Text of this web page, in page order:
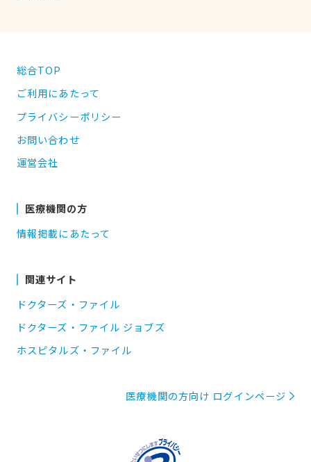
総合TOP
ご利用にあたって
プライバシーポリシー
お問い合わせ
運営会社
医療機関の方
情報掲載にあたって
関連サイト
ドクターズ・ファイル
ドクターズ・ファイル ジョブズ
ホスピタルズ・ファイル
医療機関の方向け ログインページ